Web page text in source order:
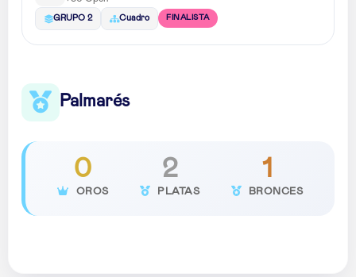
GRUPO 2 Cuadro FINALISTA
Palmarés
0
OROS
2
PLATAS
1
BRONCES